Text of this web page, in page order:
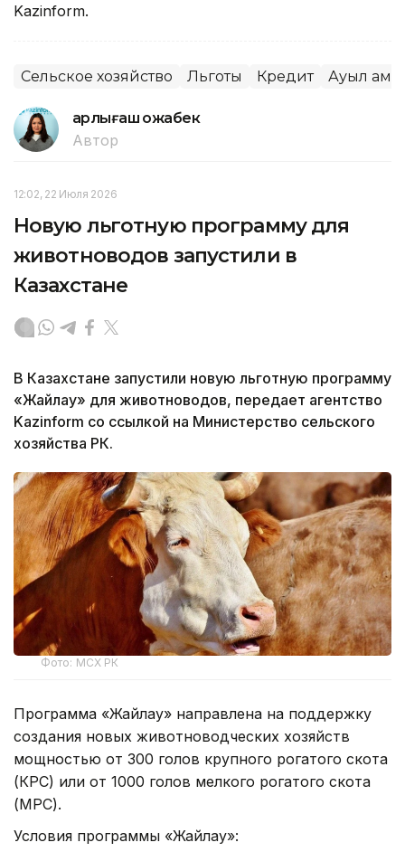
Kazinform.
Сельское хозяйство Льготы Кредит Ауыл
Қарлығаш Қожабек
Автор
12:02, 22 Июля 2026
Новую льготную программу для
животноводов запустили в
Казахстане
В Казахстане запустили новую льготную программу
«Жайлау» для животноводов, передает агентство
Kazinform со ссылкой на Министерство сельского
хозяйства РК.
Фото: МСХ РК
Программа «Жайлау» направлена на поддержку
создания новых животноводческих хозяйств
мощностью от 300 голов крупного рогатого скота
(КРС) или от 1000 голов мелкого рогатого скота
(МРС).
Условия программы «Жайлау»: